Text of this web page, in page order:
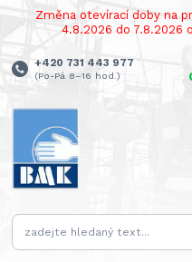
Změna otevírací doby na
4.8.2026 do 7.8.2026
+420 731 443 977
(Po-Pá 8–16 hod.)